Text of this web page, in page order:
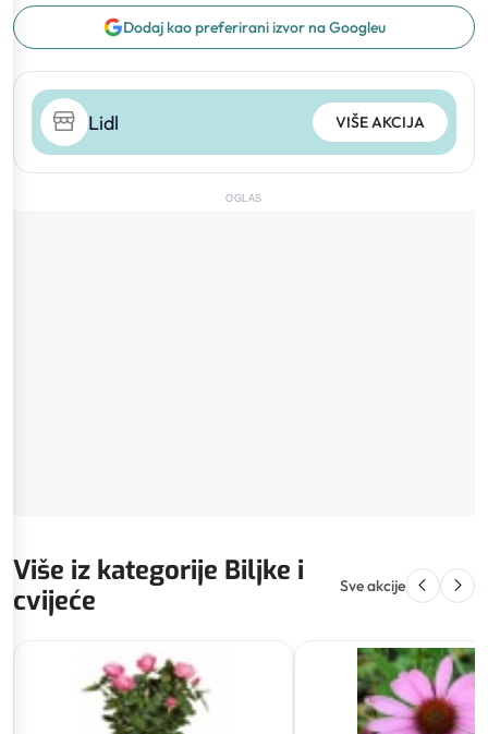
Dodaj kao preferirani izvor na Googleu
Lidl VIŠE AKCIJA
OGLAS
Više iz kategorije Biljke i
cvijeće
Sve akcije